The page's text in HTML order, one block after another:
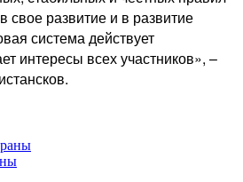
свое развитие и в развитие
система действует
интересы всех участников», –